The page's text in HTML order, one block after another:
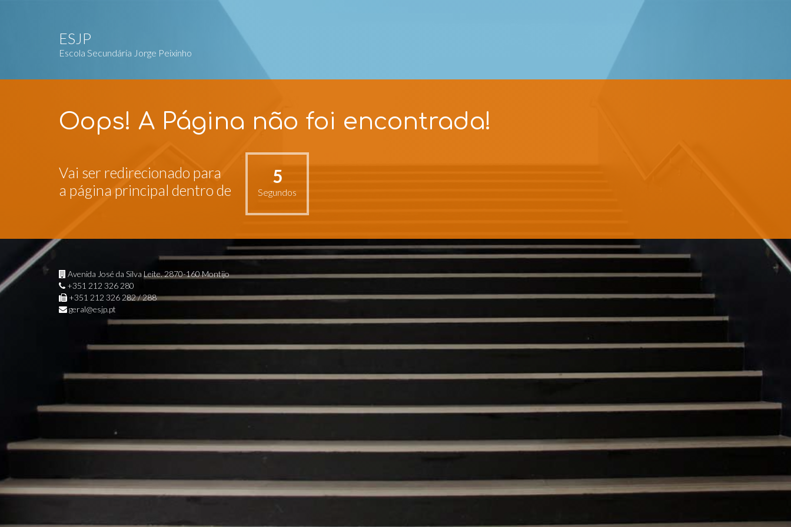
ESJP
Escola Secundária Jorge Peixinho
Oops! A Página não foi encontrada!
Vai ser redirecionado para
a página principal dentro de
5
Segundos
Avenida José da Silva Leite. 2870-160 Montijo
+351 212 326 280
+351 212 326 282 / 288
geral@esjp.pt